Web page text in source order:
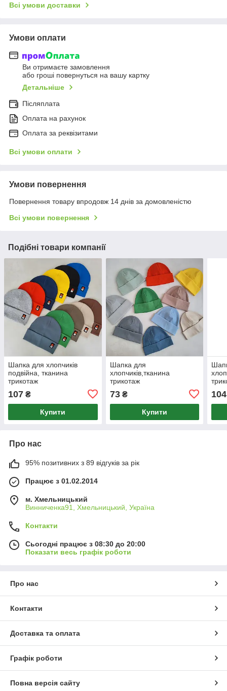
Всі умови доставки
Умови оплати
Ви отримаєте замовлення
або гроші повернуться на вашу картку
Детальніше
Післяплата
Оплата на рахунок
Оплата за реквізитами
Всі умови оплати
Умови повернення
Повернення товару впродовж 14 днів за домовленістю
Всі умови повернення
Подібні товари компанії
Шапка для хлопчиків
подвійна, тканина
трикотаж
107 ₴
Купити
Шапка для
хлопчиків,тканина
трикотаж
73₴
Купити
104
Про нас
95% позитивних з 89 відгуків за рік
Працює з 01.02.2014
м. Хмельницький
Винниченка91, Хмельницький, Україна
Контакти
Сьогодні працює з 08:30 до 20:00
Показати весь графік роботи
Про нас
Контакти
Доставка та оплата
Графік роботи
Повна версія сайту